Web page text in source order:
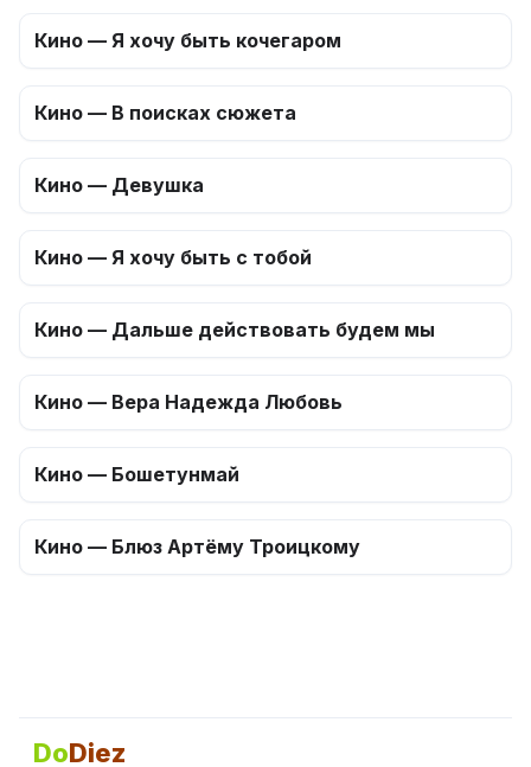
Кино — Я хочу быть кочегаром
Кино — В поисках сюжета
Кино — Девушка
Кино — Я хочу быть с тобой
Кино — Дальше действовать будем мы
Кино — Вера Надежда Любовь
Кино — Бошетунмай
Кино — Блюз Артёму Троицкому
DoDiez